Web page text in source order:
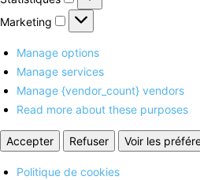
Marketing Marketing
Manage options
Manage services
Manage {vendor_count} vendors
Read more about these purposes
Accepter Refuser Voir les
Politique de cookies